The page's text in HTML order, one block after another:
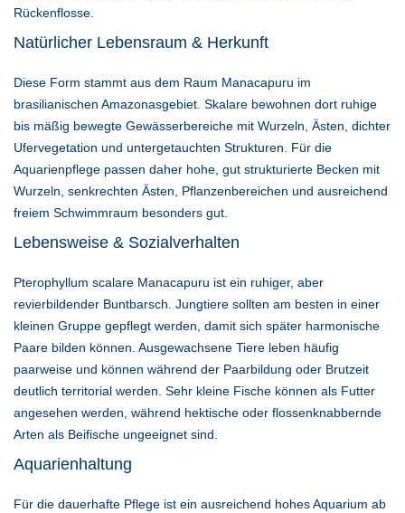
Rückenflosse.
Natürlicher Lebensraum & Herkunft
Diese Form stammt aus dem Raum Manacapuru im
brasilianischen Amazonasgebiet. Skalare bewohnen dort ruhige
bis mäßig bewegte Gewässerbereiche mit Wurzeln, Ästen, dichter
Ufervegetation und untergetauchten Strukturen. Für die
Aquarienpflege passen daher hohe, gut strukturierte Becken mit
Wurzeln, senkrechten Ästen, Pflanzenbereichen und ausreichend
freiem Schwimmraum besonders gut.
Lebensweise & Sozialverhalten
Pterophyllum scalare Manacapuru ist ein ruhiger, aber
revierbildender Buntbarsch. Jungtiere sollten am besten in einer
kleinen Gruppe gepflegt werden, damit sich später harmonische
Paare bilden können. Ausgewachsene Tiere leben häufig
paarweise und können während der Paarbildung oder Brutzeit
deutlich territorial werden. Sehr kleine Fische können als Futter
angesehen werden, während hektische oder flossenknabbernde
Arten als Beifische ungeeignet sind.
Aquarienhaltung
Für die dauerhafte Pflege ist ein ausreichend hohes Aquarium ab